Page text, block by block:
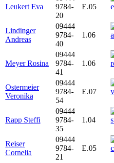
Leukert Eva
9784-
20
E.05
Lindinger
Andreas
09444
9784-
40
1.06
Meyer Rosina
09444
9784-
41
1.06
Ostermeier
Veronika
09444
9784-
54
E.07
Rapp Steffi
09444
9784-
35
1.04
Reiser
Cornelia
09444
9784-
21
E.05